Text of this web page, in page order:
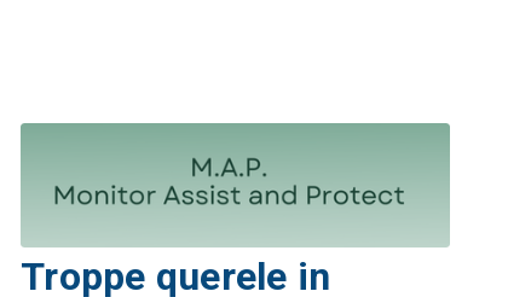
Troppe querele in